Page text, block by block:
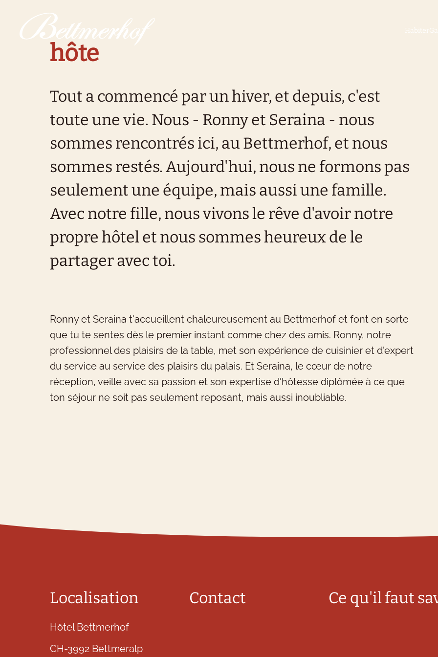
Habiter
hôte
Tout a commencé par un hiver, et depuis, c'est
toute une vie. Nous - Ronny et Seraina - nous
sommes rencontrés ici, au Bettmerhof, et nous
sommes restés. Aujourd'hui, nous ne formons pas
seulement une équipe, mais aussi une famille.
Avec notre fille, nous vivons le rêve d'avoir notre
propre hôtel et nous sommes heureux de le
partager avec toi.
Ronny et Seraina t'accueillent chaleureusement au Bettmerhof et font en sorte
que tu te sentes dès le premier instant comme chez des amis. Ronny, notre
professionnel des plaisirs de la table, met son expérience de cuisinier et d'expert
du service au service des plaisirs du palais. Et Seraina, le cœur de notre
réception, veille avec sa passion et son expertise d'hôtesse diplômée à ce que
ton séjour ne soit pas seulement reposant, mais aussi inoubliable.
Nous proposons des chambres
d'hôtel pouvant accueillir de 1 à 4
personnes.
chambre d'hôtel
Localisation
Hôtel Bettmerhof
CH-3992 Bettmeralp
Contact Ce qu'il faut